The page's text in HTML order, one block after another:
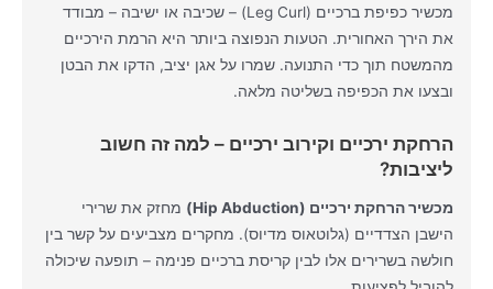
מכשיר כפיפת ברכיים (Leg Curl) – שכיבה או ישיבה – מבודד
את הירך האחורית. הטעות הנפוצה ביותר היא הרמת הירכיים
מהמשטח תוך כדי התנועה. שמרו על אגן יציב, הדקו את הבטן
ובצעו את הכפיפה בשליטה מלאה.
הרחקת ירכיים וקירוב ירכיים – למה זה חשוב
ליציבות?
מכשיר הרחקת ירכיים (Hip Abduction)
מחזק את שרירי
הישבן הצדדיים (גלוטאוס מדיוס). מחקרים מצביעים על קשר בין
חולשה בשרירים אלו לבין קריסת ברכיים פנימה – תופעה שיכולה